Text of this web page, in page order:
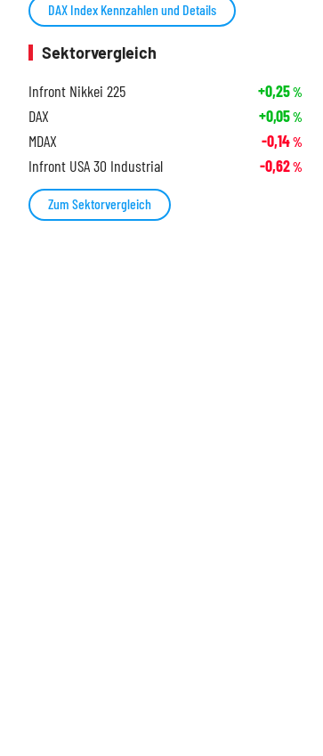
DAX Index Kennzahlen und Details
Sektorvergleich
Infront Nikkei 225
+0,25%
DAX +0,05%
MDAX -0,14%
Infront USA 30 Industrial -0,62%
Zum Sektorvergleich